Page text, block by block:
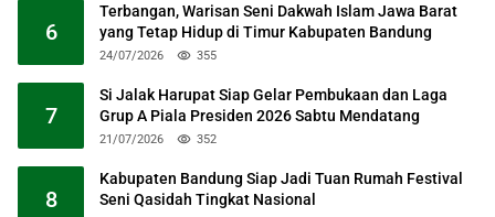
6
Terbangan, Warisan Seni Dakwah Islam Jawa Barat
yang Tetap Hidup di Timur Kabupaten Bandung
24/07/2026 355
7
Si Jalak Harupat Siap Gelar Pembukaan dan Laga
Grup A Piala Presiden 2026 Sabtu Mendatang
21/07/2026 352
8
Kabupaten Bandung Siap Jadi Tuan Rumah Festival
Seni Qasidah Tingkat Nasional